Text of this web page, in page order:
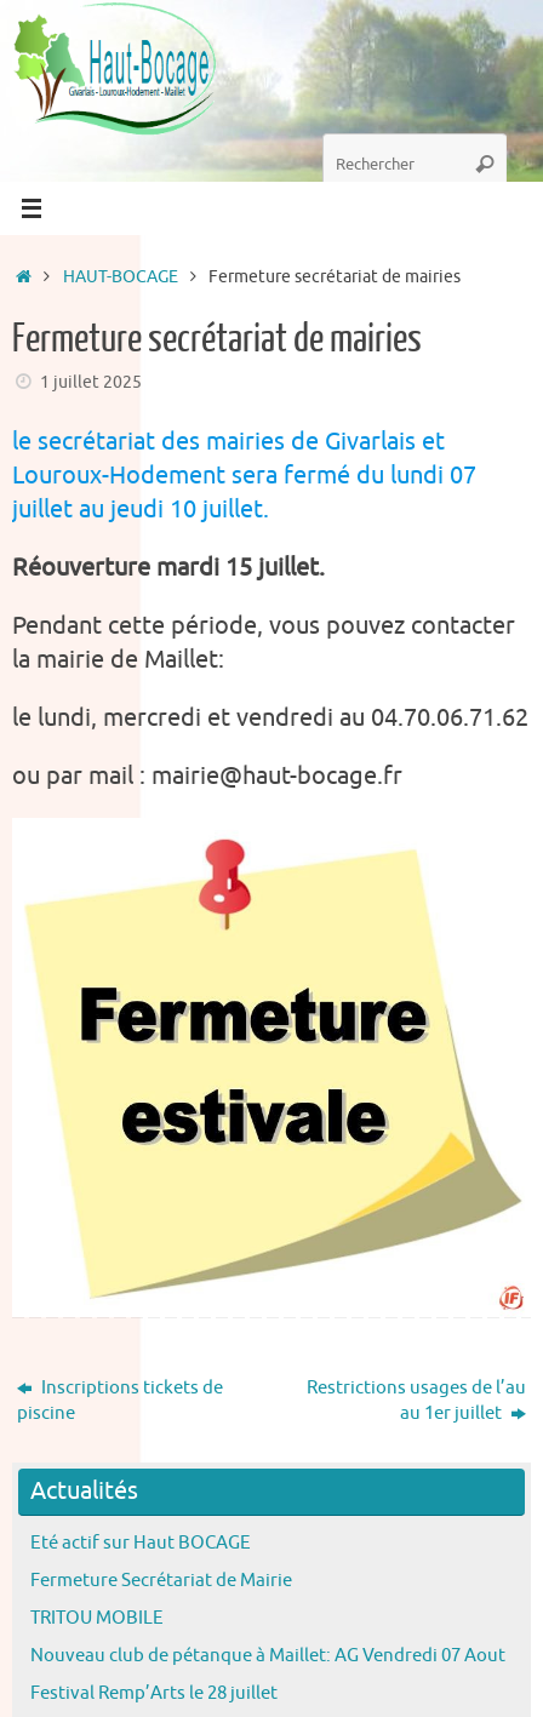
Passer
au
contenu
Recherche
pour
Accueil
HAUT-BOCAGE Fermeture secrétariat de mairies
Fermeture secrétariat de mairies
1 juillet 2025
le secrétariat des mairies de Givarlais et
Louroux-Hodement sera fermé du lundi 07
juillet au jeudi 10 juillet.
Réouverture mardi 15 juillet.
Pendant cette période, vous pouvez contacter
la mairie de Maillet:
le lundi, mercredi et vendredi au 04.70.06.71.62
ou par mail : mairie@haut-bocage.fr
Inscriptions tickets de
piscine
Restrictions usages de l’au
au 1er juillet
Actualités
Eté actif sur Haut BOCAGE
Fermeture Secrétariat de Mairie
TRITOU MOBILE
Nouveau club de pétanque à Maillet: AG Vendredi 07 Aout
Festival Remp’Arts le 28 juillet